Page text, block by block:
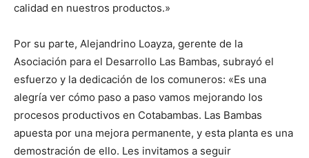
calidad en nuestros productos.»
Por su parte, Alejandrino Loayza, gerente de la
Asociación para el Desarrollo Las Bambas, subrayó el
esfuerzo y la dedicación de los comuneros: «Es una
alegría ver cómo paso a paso vamos mejorando los
procesos productivos en Cotabambas. Las Bambas
apuesta por una mejora permanente, y esta planta es una
demostración de ello. Les invitamos a seguir